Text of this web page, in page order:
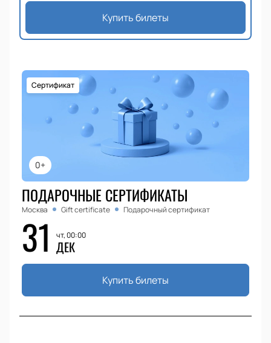
Купить билеты
0+
Сертификат
ПОДАРОЧНЫЕ СЕРТИФИКАТЫ
Москва Gift certificate Подарочный сертификат
31 чт, 00:00
ДЕК
Купить билеты